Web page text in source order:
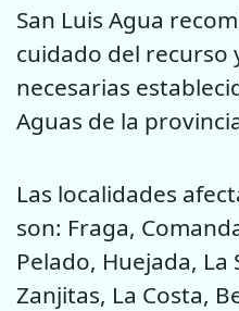
San Luis Agua
cuidado del recurso
necesarias
Aguas de la
Las localidades
son: Fraga,
Pelado, Huejada, La
Zanjitas, La Costa,